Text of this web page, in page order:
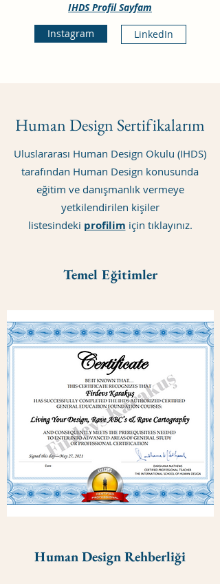
IHDS Profil Sayfam
Instagram
LinkedIn
Human Design Sertifikalarım
Uluslararası Human Design Okulu (IHDS)
tarafından Human Design konusunda
eğitim ve danışmanlık vermeye
yetkilendirilen kişiler
listesindeki profilim için tıklayınız.
Temel Eğitimler
Human Design Rehberliği